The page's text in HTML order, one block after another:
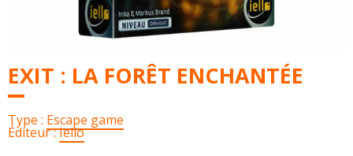
EXIT : LA FORÊT ENCHANTÉE
Type : Escape game
Éditeur :Iello